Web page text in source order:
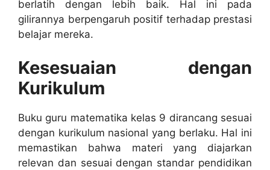
berlatih dengan lebih baik. Hal ini pada
gilirannya berpengaruh positif terhadap prestasi
belajar mereka.
Kesesuaian dengan
Kurikulum
Buku guru matematika kelas 9 dirancang sesuai
dengan kurikulum nasional yang berlaku. Hal ini
memastikan bahwa materi yang diajarkan
relevan dan sesuai dengan standar pendidikan